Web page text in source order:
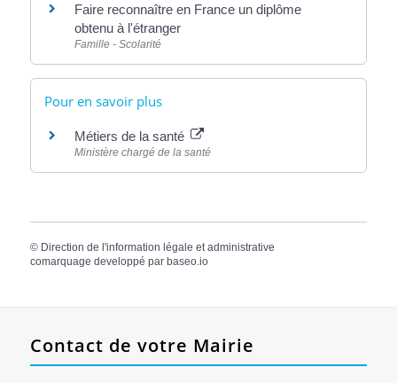
Faire reconnaître en France un diplôme
obtenu à l'étranger
Famille - Scolarité
Pour en savoir plus
Métiers de la santé
Ministère chargé de la santé
© Direction de l'information légale et administrative
comarquage developpé par baseo.io
Contact de votre Mairie